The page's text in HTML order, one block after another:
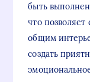
быть
что позволяет
общим
создать